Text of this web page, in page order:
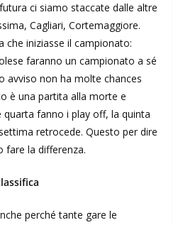
ci siamo staccate dalle altre
Cagliari, Cortemaggiore.
che iniziasse il campionato:
faranno un campionato a sé
avviso non ha molte chances
è una partita alla morte e
fanno i play off, la quinta
retrocede. Questo per dire
fare la differenza.
perché tante gare le